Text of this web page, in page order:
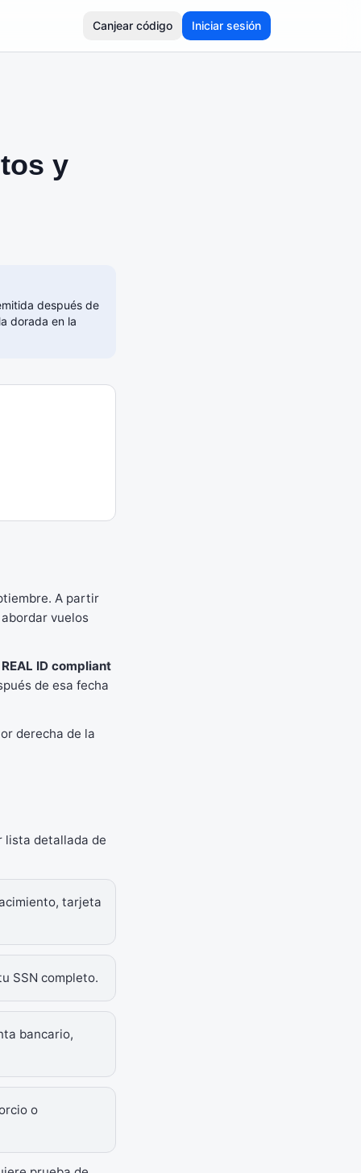
Canjear código Iniciar sesión
y
después de
dorada en la
A partir
vuelos
REAL ID compliant
de esa fecha
derecha de la
lista detallada de
tarjeta
SSN completo.
bancario,
o